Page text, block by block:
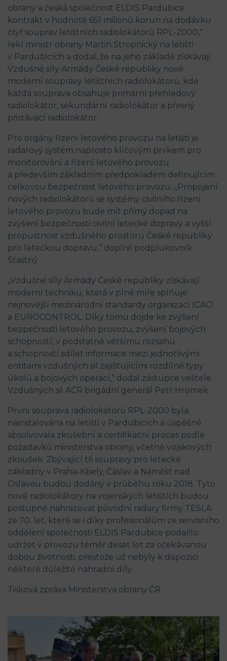
obrany a česká společnost ELDIS Pardubice
kontrakt v hodnotě 651 milionů korun na dodávku
čtyř souprav letištních radiolokátorů RPL-2000,“
řekl ministr obrany Martin Stropnický na letišti
v Pardubicích a dodal, že na jeho základě získávají
Vzdušné síly Armády České republiky nové
moderní soupravy letištních radiolokátorů, kde
každá souprava obsahuje primární přehledový
radiolokátor, sekundární radiolokátor a přesný
přistávací radiolokátor.
Pro orgány řízení letového provozu na letišti je
radarový systém naprosto klíčovým prvkem pro
monitorování a řízení letového provozu
a především základním předpokladem definujícím
celkovou bezpečnost letového provozu. „Propojení
nových radiolokátorů se systémy civilního řízení
letového provozu bude mít přímý dopad na
zvýšení bezpečnosti civilní letecké dopravy a vyšší
propustnost vzdušného prostoru České republiky
pro leteckou dopravu,“ doplnil podplukovník
Šťastný.
„Vzdušné síly Armády České republiky získávají
moderní techniku, která v plné míře splňuje
nejnovější mezinárodní standardy organizací ICAO
a EUROCONTROL. Díky tomu dojde ke zvýšení
bezpečnosti letového provozu, zvýšení bojových
schopností, v podstatně většímu rozsahu
a schopností sdílet informace mezi jednotlivými
entitami vzdušných sil zajišťujícími rozdílné typy
úkolů a bojových operací,“ dodal zástupce velitele
Vzdušných sil AČR brigádní generál Petr Hromek.
První souprava radiolokátorů RPL-2000 byla
nainstalována na letišti v Pardubicích a úspěšně
absolvovala zkušební a certifikační proces podle
požadavků ministerstva obrany, včetně vojskových
zkoušek. Zbývající tři soupravy pro letecké
základny v Praha-Kbely, Čáslav a Náměšť nad
Oslavou budou dodány v průběhu roku 2018. Tyto
nové radiolokátory na vojenských letištích budou
postupně nahrazovat původní radary firmy TESLA
ze 70. let, které se i díky profesionálům ze servisního
oddělení společnosti ELDIS Pardubice podařilo
udržet v provozu téměř deset let za očekávanou
dobou životnosti, přestože už nebyly k dispozici
některé důležité náhradní díly.
Tisková zpráva Ministerstva obrany ČR